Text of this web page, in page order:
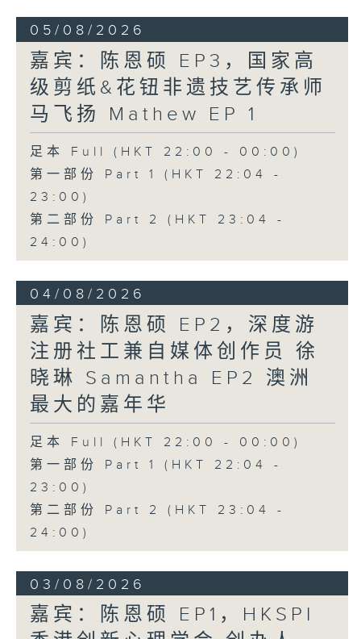
05/08/2026
嘉宾：陈恩硕 EP3，国家高
级剪纸&花钮非遗技艺传承师
马飞扬 Mathew EP 1
足本 Full (HKT 22:00 - 00:00)
第一部份 Part 1 (HKT 22:04 -
23:00)
第二部份 Part 2 (HKT 23:04 -
24:00)
04/08/2026
嘉宾：陈恩硕 EP2，深度游
注册社工兼自媒体创作员 徐
晓琳 Samantha EP2 澳洲
最大的嘉年华
足本 Full (HKT 22:00 - 00:00)
第一部份 Part 1 (HKT 22:04 -
23:00)
第二部份 Part 2 (HKT 23:04 -
24:00)
03/08/2026
嘉宾：陈恩硕 EP1，HKSPI